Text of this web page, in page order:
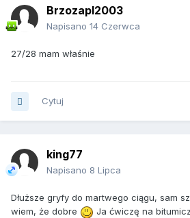
Brzozapl2003
Napisano 14 Czerwca
27/28 mam właśnie
Cytuj
king77
Napisano 8 Lipca
Dłuższe gryfy do martwego ciągu, sam
wiem, że dobre
Ja ćwiczę na